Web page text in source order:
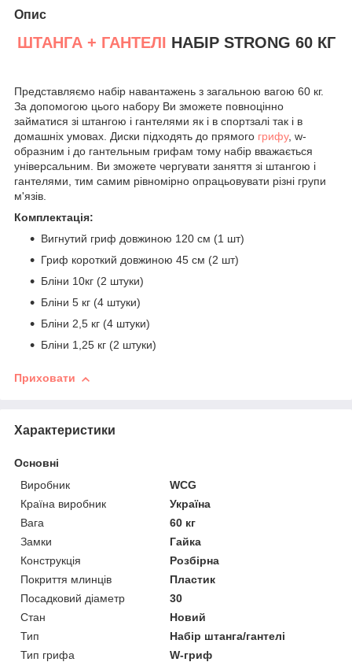
Опис
ШТАНГА + ГАНТЕЛІ НАБІР STRONG 60 КГ
Представляємо набір навантажень з загальною вагою 60 кг.
За допомогою цього набору Ви зможете повноцінно
займатися зі штангою і гантелями як і в спортзалі так і в
домашніх умовах. Диски підходять до прямого грифу, w-
образним і до гантельным грифам тому набір вважається
універсальним. Ви зможете чергувати заняття зі штангою і
гантелями, тим самим рівномірно опрацьовувати різні групи
м'язів.
Комплектація:
Вигнутий гриф довжиною 120 см (1 шт)
Гриф короткий довжиною 45 см (2 шт)
Бліни 10кг (2 штуки)
Бліни 5 кг (4 штуки)
Бліни 2,5 кг (4 штуки)
Бліни 1,25 кг (2 штуки)
Приховати
Характеристики
Основні
Виробник
WCG
Країна виробник
Україна
Вага
60 кг
Замки
Гайка
Конструкція
Розбірна
Покриття млинців
Пластик
Посадковий діаметр
30
Стан
Новий
Тип
Набір штанга/гантелі
Тип грифа
W-гриф